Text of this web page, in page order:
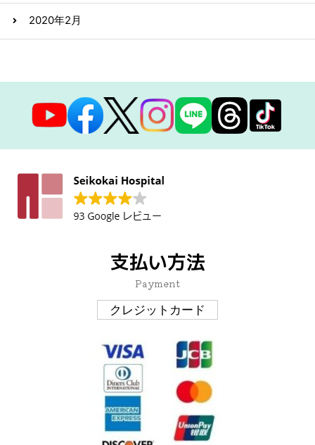
2020年2月
支払い方法
Payment
クレジットカード